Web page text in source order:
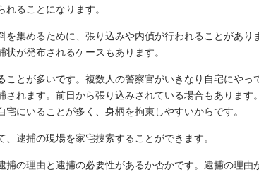
れることになります。
を集めるために、張り込みや内偵が行われることがあり
が発布されるケースもあります。
ことが多いです。複数人の警察官がいきなり自宅にやっ
されます。前日から張り込みされている場合もあります
宅にいることが多く、身柄を拘束しやすいからです。
、逮捕の現場を家宅捜索することができます。
捕の理由と逮捕の必要性があるか否かです。逮捕の理由